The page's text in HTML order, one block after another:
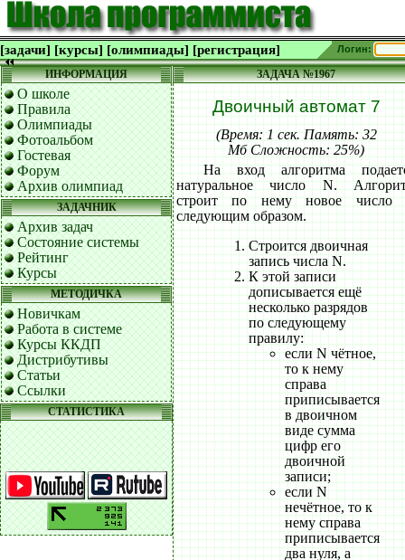
[задачи] [курсы] [олимпиады] [регистрация] Логин:
ИНФОРМАЦИЯ
О школе
Правила
Олимпиады
Фотоальбом
Гостевая
Форум
Архив олимпиад
ЗАДАЧНИК
Архив задач
Состояние системы
Рейтинг
Курсы
МЕТОДИЧКА
Новичкам
Работа в системе
Курсы ККДП
Дистрибутивы
Статьи
Ссылки
СТАТИСТИКА
ЗАДАЧА №1967
Двоичный автомат 7
(Время: 1 сек. Память: 32
Мб Сложность: 25%)
На вход алгоритма
натуральное число N.
строит по нему новое число
следующим образом.
Строится двоичная
запись числа N.
К этой записи
дописывается ещё
несколько разрядов
по следующему
правилу:
если N чётное,
то к нему
справа
приписывается
в двоичном
виде сумма
цифр его
двоичной
записи;
если N
нечётное, то к
нему справа
приписывается
два нуля, а